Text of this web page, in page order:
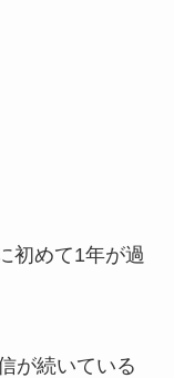
初めて1年が過
が続いている